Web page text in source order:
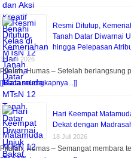
Resmi Ditutup,
Tanah Datar Diwarnai
hingga Pelepasan
18 Juli 2026
Pitalah, Humas – Setelah berlangsung
[[Baca selengkapnya...]]
Hari Keempat
Dekat dengan
18 Juli 2026
Pitalah, Humas – Semangat membara